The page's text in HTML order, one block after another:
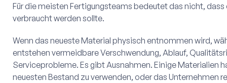
Für die meisten Fertigungsteams bedeutet das nicht,
verbraucht werden sollte.
Wenn das neueste Material physisch entnommen wird,
entstehen vermeidbare Verschwendung, Ablauf,
Serviceprobleme. Es gibt Ausnahmen. Einige Materialien
neuesten Bestand zu verwenden, oder das Unternehmen